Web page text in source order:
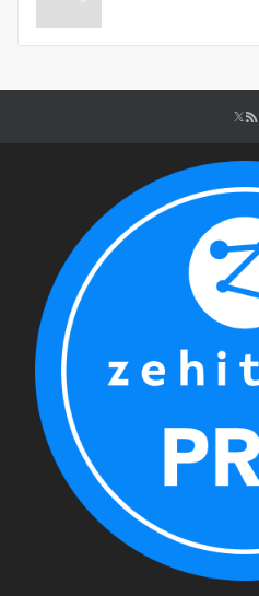
ビ
ー